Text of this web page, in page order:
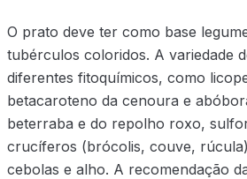
O prato deve ter como base
tubérculos coloridos. A variedade
diferentes fitoquímicos, como
betacaroteno da cenoura e
beterraba e do repolho roxo,
crucíferos (brócolis, couve,
cebolas e alho. A recomendação